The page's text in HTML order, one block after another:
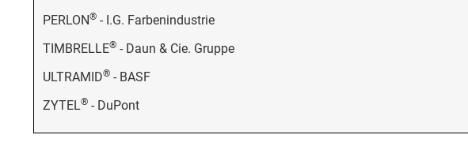
PERLON® - I.G. Farbenindustrie
TIMBRELLE® - Daun & Cie. Gruppe
ULTRAMID® - BASF
ZYTEL® - DuPont